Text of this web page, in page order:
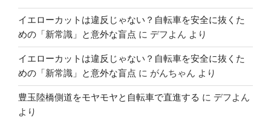
イエローカットは違反じゃない？自転車を安全に抜くた
めの「新常識」と意外な盲点 に デフよん より
イエローカットは違反じゃない？自転車を安全に抜くた
めの「新常識」と意外な盲点 に がんちゃん より
豊玉陸橋側道をモヤモヤと自転車で直進する に デフよん
より